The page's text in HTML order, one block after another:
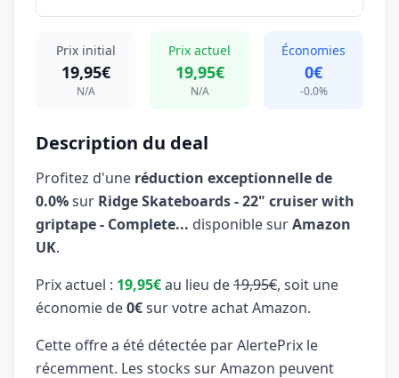
Prix initial
19,95€
N/A
Prix actuel
19,95€
N/A
Économies
0€
-0.0%
Description du deal
Profitez d'une réduction exceptionnelle de
0.0%sur Ridge Skateboards - 22" cruiser with
griptape - Complete... disponible surAmazon
UK.
Prix actuel : 19,95€au lieu de19,95€, soit une
économie de0€sur votre achat Amazon.
Cette offre a été détectée par AlertePrix le
récemment. Les stocks sur Amazon peuvent